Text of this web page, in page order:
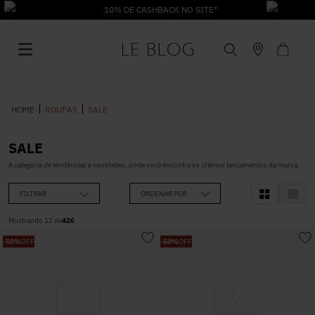
10% DE CASHBACK NO SITE*
ROUPAS SALE
SALE
A categoria de tendências e novidades, onde você encontra os últimos lançamentos da marca.
FILTRAR ORDENAR POR
Mostrando 12 de426
-50%OFF -50%OFF
1º Vestido
2º Roupas